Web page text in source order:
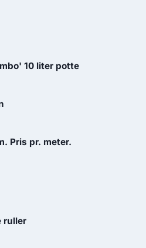
10 liter potte
Pris pr. meter.
ruller